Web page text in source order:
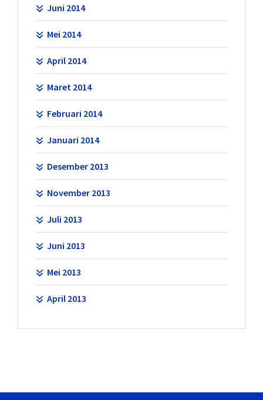
Juni 2014
Mei 2014
April 2014
Maret 2014
Februari 2014
Januari 2014
Desember 2013
November 2013
Juli 2013
Juni 2013
Mei 2013
April 2013